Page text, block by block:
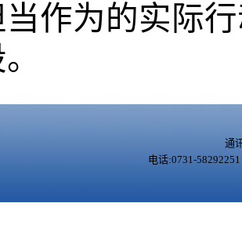
作为的实际
通
电话:0731-